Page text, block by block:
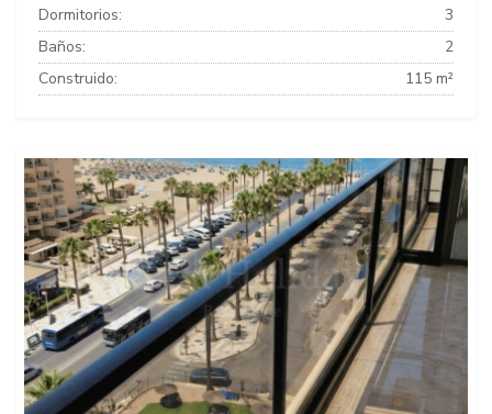
Dormitorios:
3
Baños:
2
Construido:
115 m²